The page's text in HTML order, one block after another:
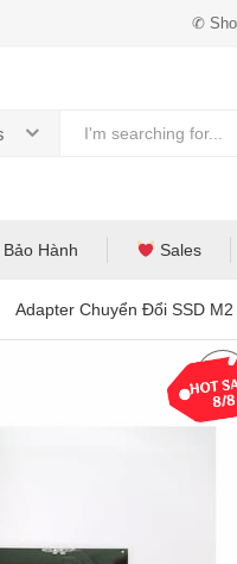
✆
Bảo Hành Sales
Adapter Chuyển Đổi SSD